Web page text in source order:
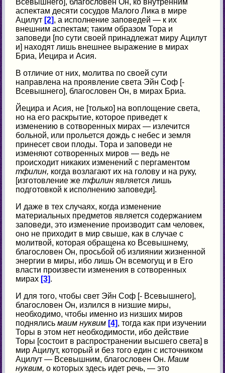
Всевышнего], благословен Он, ко внутренним
аспектам десяти сосудов Малого Лика в мире
Ацилут [2], а исполнение заповедей — к их
внешним аспектам; таким образом Тора и
заповеди [по сути своей принадлежат миру Ацилут
и] находят лишь внешнее выражение в мирах
Бриа, Иецира и Асия.
В отличие от них, молитва по своей сути
направлена на проявление света Эйн Соф [-
Всевышнего], благословен Он, в мирах Бриа.
Йецира и Асия, не [только] на воплощение света,
но на его раскрытие, которое приведет к
изменению в сотворенных мирах — излечится
больной, или прольется дождь с небес и земля
принесет свои плоды. Тора и заповеди не
изменяют сотворенных миров — ведь не
происходит никаких изменений с пергаментом
тфилин, когда возлагают их на голову и на руку,
[изготовление жетфилин является лишь
подготовкой к исполнению заповеди].
И даже в тех случаях, когда изменение
материальных предметов является содержанием
заповеди, это изменение производит сам человек,
оно не приходит в мир свыше, как в случае с
молитвой, которая обращена ко Всевышнему,
благословен Он, просьбой об излиянии жизненной
энергии в миры, ибо лишь Он всемогущ и в Его
власти произвести изменения в сотворенных
мирах [3].
И для того, чтобы свет Эйн Соф [- Всевышнего],
благословен Он, излился в низшие миры,
необходимо, чтобы именно из низших миров
поднялисьмаим нуквим [4], тогда как при изучении
Торы в этом нет необходимости, ибо действие
Торы [состоит в распространении высшего света] в
мир Ацилут, который и без того един с источником
Ацилут — Всевышним, благословен Он.Маим
нуквим, о которых здесь идет речь, — это